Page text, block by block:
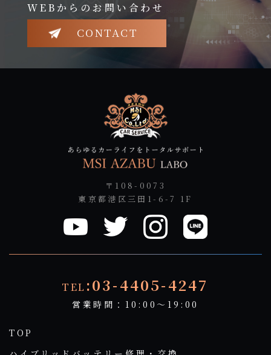
WEBからのお問い合わせ
CONTACT
〒108-0073
東京都港区三田1-6-7 1F
TEL :03-4405-4247
営業時間：10:00～19:00
TOP